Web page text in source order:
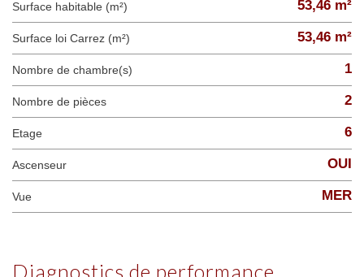
Surface habitable (m²) 53,46 m²
Surface loi Carrez (m²) 53,46 m²
Nombre de chambre(s) 1
Nombre de pièces 2
Etage 6
Ascenseur OUI
Vue MER
diagnostics de performance